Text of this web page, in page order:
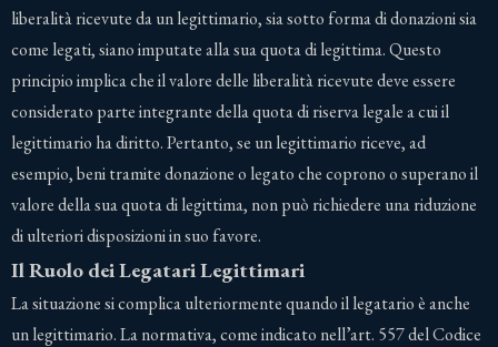
liberalità ricevute da un legittimario, sia sotto forma di donazioni sia
come legati, siano imputate alla sua quota di legittima. Questo
principio implica che il valore delle liberalità ricevute deve essere
considerato parte integrante della quota di riserva legale a cui il
legittimario ha diritto. Pertanto, se un legittimario riceve, ad
esempio, beni tramite donazione o legato che coprono o superano il
valore della sua quota di legittima, non può richiedere una riduzione
di ulteriori disposizioni in suo favore.
Il Ruolo dei Legatari Legittimari
La situazione si complica ulteriormente quando il legatario è anche
un legittimario. La normativa, come indicato nell’art. 557 del Codice